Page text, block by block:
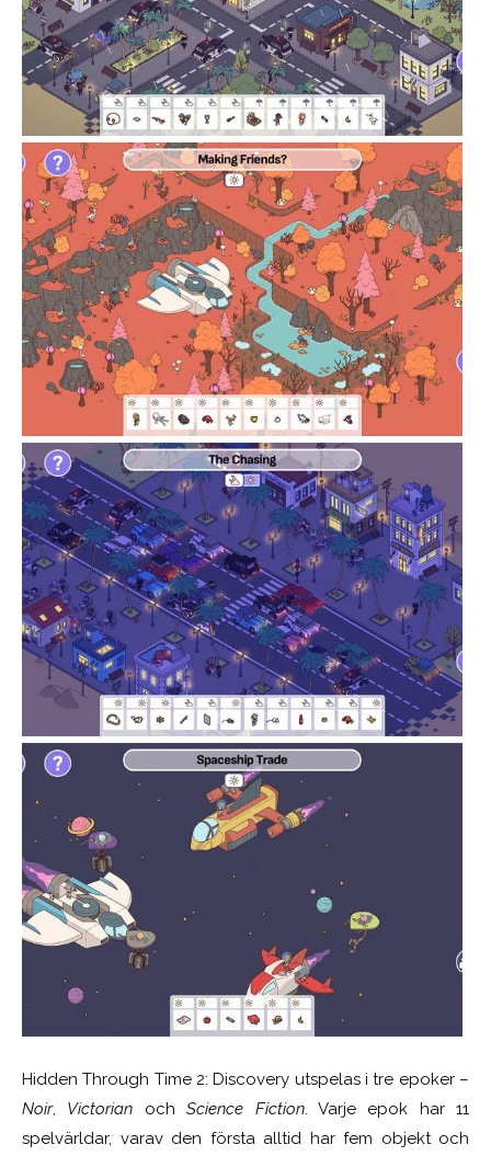
Hidden Through Time 2: Discovery utspelas i tre epoker –
Noir, Victorian ochScience Fiction. Varje epok har 11
spelvärldar, varav den första alltid har fem objekt och